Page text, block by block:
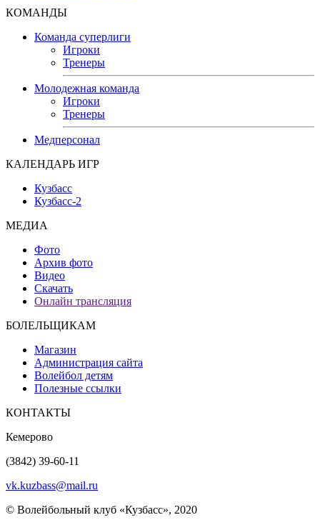
КОМАНДЫ
Команда суперлиги
Игроки
Тренеры
Молодежная команда
Игроки
Тренеры
Медперсонал
КАЛЕНДАРЬ ИГР
Кузбасс
Кузбасс-2
МЕДИА
Фото
Архив фото
Видео
Скачать
Онлайн трансляция
БОЛЕЛЬЩИКАМ
Магазин
Администрация сайта
Волейбол детям
Полезные ссылки
КОНТАКТЫ
Кемерово
(3842) 39-60-11
vk.kuzbass@mail.ru
© Волейбольный клуб «Кузбасс», 2020